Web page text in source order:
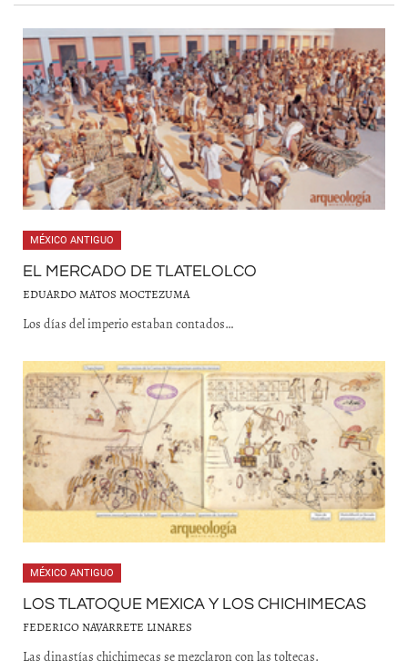
MÉXICO ANTIGUO
EL MERCADO DE TLATELOLCO
EDUARDO MATOS MOCTEZUMA
Los días del imperio estaban contados…
MÉXICO ANTIGUO
LOS TLATOQUE MEXICA Y LOS CHICHIMECAS
FEDERICO NAVARRETE LINARES
Las dinastías chichimecas se mezclaron con las toltecas.